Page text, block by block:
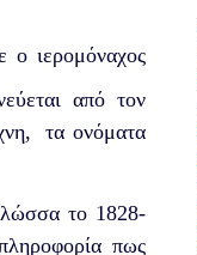
ο ιερομόναχος
από τον
τα ονόματα
το 1828-
πως